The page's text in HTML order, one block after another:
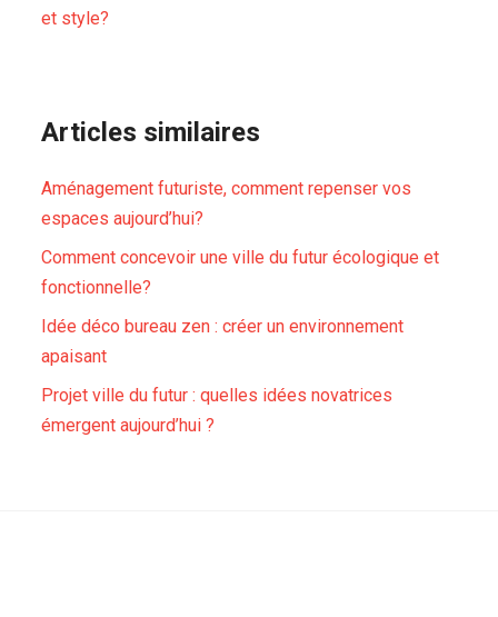
et style?
Articles similaires
Aménagement futuriste, comment repenser vos
espaces aujourd’hui?
Comment concevoir une ville du futur écologique et
fonctionnelle?
Idée déco bureau zen : créer un environnement
apaisant
Projet ville du futur : quelles idées novatrices
émergent aujourd’hui ?